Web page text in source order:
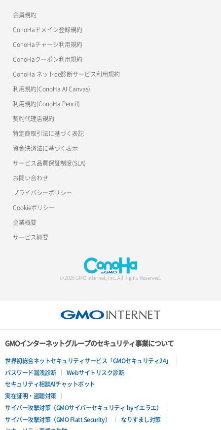
美雲このは徹底ガイド
会員規約
ConoHaドメイン登録規約
ConoHaチャージ利用規約
ConoHaクーポン利用規約
ConoHa ネットde診断サービス利用規約
利用規約(ConoHa AI Canvas)
利用規約(ConoHa Pencil)
契約代理店規約
特定商取引法に基づく表記
資金決済法に基づく表示
サービス品質保証制度(SLA)
お問い合わせ
プライバシーポリシー
Cookieポリシー
企業概要
サービス概要
© 2026 GMO Internet, Inc. All Rights Reserved.
GMOインターネットグループのセキュリティ事業について
世界初総合ネットセキュリティサービス「GMOセキュリティ24」
パスワード漏洩診断
Webサイトリスク診断
セキュリティ相談AIチャットボット
実在証明・盗聴対策
サイバー攻撃対策（GMOサイバーセキュリティ byイエラエ）
サイバー攻撃対策（GMO Flatt Security）
なりすまし対策